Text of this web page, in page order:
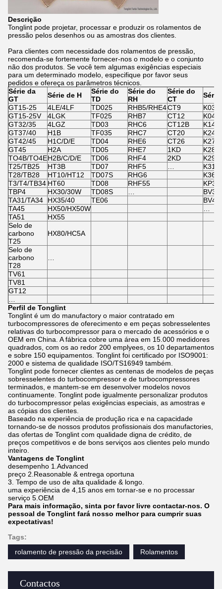
Contactos
Descrição
Tonglint pode projetar, processar e produzir os rolamentos de
pressão pelos desenhos ou as amostras dos clientes.
Para clientes com necessidade dos rolamentos de pressão,
recomenda-se fortemente fornecer-nos o modelo e o conjunto
não dos produtos. Se você tem algumas exigências especiais
para um determinado modelo, especifique por favor seus
pedidos e ofereça os parâmetros técnicos.
Série da
GT
Série de H
Série do
TD
Série do
RH
Série do
CT
Série
GT15-25
4LE/4LF TD025 RHB5/RHE4CT9
K03
GT15-25V
4LGK TF025 RHB7 CT12
K04
GT32/35
4LGZ TD03 RHC6 CT12B
K14/
GT37/40
H1B TF035 RHC7 CT20
K24
GT42/45
H1C/D/E TD04 RHE6 CT26
K27
GT45
H2A TD05 RHE7 1KD
K28
TO4B/TO4EH2B/C/D/E TD06 RHF4 2KD
K29
T25/TB25
HT3B TD07 RHF5
K31
T28/TB28
HT10/HT12 TD07S RHG6
K36/
T3/T4/TB34 HT60 TD08 RHF55
KP35
TBP4
HX30/30W TD08S
TA31/TA34
HX35/40 TE06
BV43
TA45
HX50/HX50W
TA51
HX55
Selo de
carbono
T25
HX80/HC5A
Selo de
carbono
T28
TV61
TV81
GT12
Perfil de Tonglint
Tonglint é um do manufactory o maior contratado em
turbocompressores de oferecimento e em peças sobresselentes
relativas do turbocompressor para o mercado de acessórios e o
OEM em China. A fábrica cobre uma área em 15.000 medidores
quadrados, com os ao redor 200 emplyees, os 10 departamentos
e sobre 150 equipamentos. Tonglint foi certificado por ISO9001:
2000 e sistema de qualidade ISO/TS16949 também.
Tonglint pode fornecer clientes as centenas de modelos de peças
sobresselentes do turbocompressor e de turbocompressores
terminados, e mantem-se em desenvolver modelos novos
continuamente. Tonglint pode igualmente personalizar produtos
do turbocompressor pelas exigências especiais, as amostras e
as cópias dos clientes.
Baseado na experiência de produção rica e na capacidade
tornando-se de nossos produtos profissionais dos manufactories,
das ofertas de Tonglint com qualidade digna de crédito, de
preços competitivos e de bons serviços aos clientes pelo mundo
inteiro.
Vantagens de Tonglint
desempenho 1.Advanced
preço 2.Reasonable & entrega oportuna
3. Tempo de uso de alta qualidade & longo.
uma experiência de 4,15 anos em tornar-se e no processar
serviço 5.OEM
Para mais informação, sinta por favor livre contactar-nos. O
pessoal de Tonglint fará nosso melhor para cumprir suas
expectativas!
Tags:
rolamento de pressão da precisão
Rolamentos